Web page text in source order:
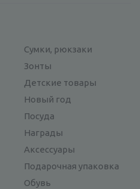
Сумки, рюкзаки
Зонты
Детские товары
Новый год
Посуда
Награды
Аксессуары
Подарочная упаковка
Обувь